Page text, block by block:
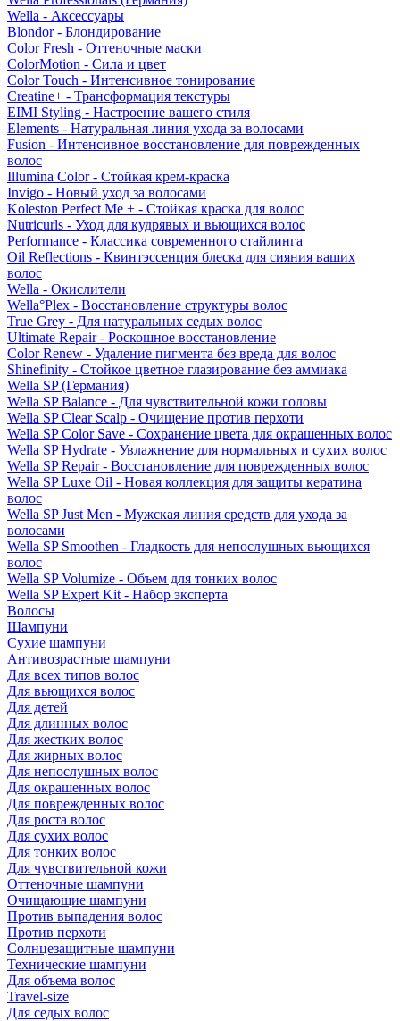
Wella - Аксессуары
Blondor - Блондирование
Color Fresh - Оттеночные маски
ColorMotion - Сила и цвет
Color Touch - Интенсивное тонирование
Creatine+ - Трансформация текстуры
EIMI Styling - Настроение вашего стиля
Elements - Натуральная линия ухода за волосами
Fusion - Интенсивное восстановление для поврежденных
волос
Illumina Color - Стойкая крем-краска
Invigo - Новый уход за волосами
Koleston Perfect Me + - Стойкая краска для волос
Nutricurls - Уход для кудрявых и вьющихся волос
Performance - Классика современного стайлинга
Oil Reflections - Квинтэссенция блеска для сияния ваших
волос
Wella - Окислители
Wella°Plex - Восстановление структуры волос
True Grey - Для натуральных седых волос
Ultimate Repair - Роскошное восстановление
Color Renew - Удаление пигмента без вреда для волос
Shinefinity - Стойкое цветное глазирование без аммиака
Wella SP (Германия)
Wella SP Balance - Для чувствительной кожи головы
Wella SP Clear Scalp - Очищение против перхоти
Wella SP Color Save - Сохранение цвета для окрашенных волос
Wella SP Hydrate - Увлажнение для нормальных и сухих волос
Wella SP Repair - Восстановление для поврежденных волос
Wella SP Luxe Oil - Новая коллекция для защиты кератина
волос
Wella SP Just Men - Мужская линия средств для ухода за
волосами
Wella SP Smoothen - Гладкость для непослушных вьющихся
волос
Wella SP Volumize - Объем для тонких волос
Wella SP Expert Kit - Набор эксперта
Волосы
Шампуни
Сухие шампуни
Антивозрастные шампуни
Для всех типов волос
Для вьющихся волос
Для детей
Для длинных волос
Для жестких волос
Для жирных волос
Для непослушных волос
Для окрашенных волос
Для поврежденных волос
Для роста волос
Для сухих волос
Для тонких волос
Для чувствительной кожи
Оттеночные шампуни
Очищающие шампуни
Против выпадения волос
Против перхоти
Солнцезащитные шампуни
Технические шампуни
Для объема волос
Travel-size
Для седых волос